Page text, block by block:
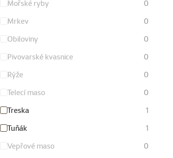
Mořské ryby
0
Mrkev
0
Obiloviny
0
Pivovarské kvasnice
0
Rýže
0
Telecí maso
0
Treska
1
Tuňák
1
Vepřové maso
0